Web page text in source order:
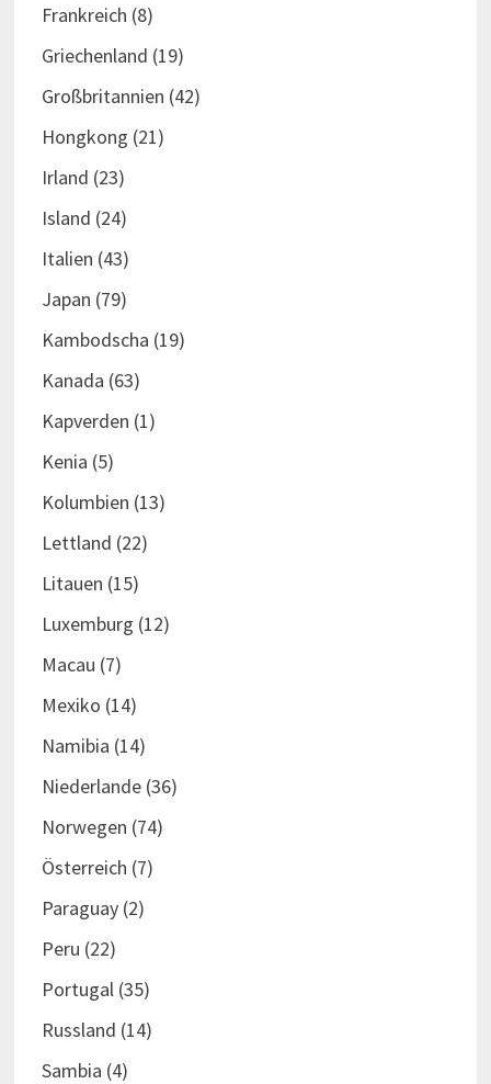
Frankreich (8)
Griechenland (19)
Großbritannien (42)
Hongkong (21)
Irland (23)
Island (24)
Italien (43)
Japan (79)
Kambodscha (19)
Kanada (63)
Kapverden (1)
Kenia (5)
Kolumbien (13)
Lettland (22)
Litauen (15)
Luxemburg (12)
Macau (7)
Mexiko (14)
Namibia (14)
Niederlande(36)
Norwegen (74)
Österreich (7)
Paraguay(2)
Peru (22)
Portugal (35)
Russland (14)
Sambia (4)